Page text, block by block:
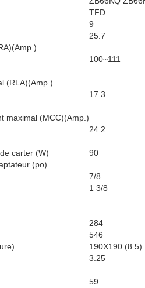
TFD
9
25.7
100~111
(RLA)(Amp.)
17.3
maximal (MCC)(Amp.)
24.2
carter (W)
90
(po)
7/8
1 3/8
284
546
190X190 (8.5)
3.25
59